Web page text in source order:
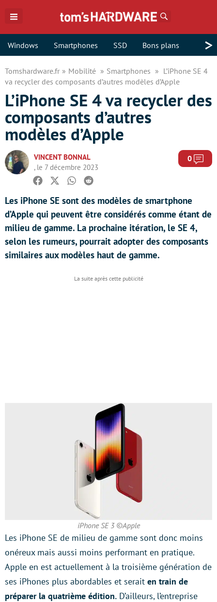
Windows Smartphones SSD Bons plans >
Tomshardware.fr Mobilité Smartphones
L’iPhone SE 4
va recycler des composants d’autres modèles d’Apple
L’iPhone SE 4 va recycler des
composants d’autres
modèles d’Apple
VINCENT BONNAL
, le 7 décembre 2023
0
Facebook
TwitterWhatsapp
Reddit
Les iPhone SE sont des modèles de smartphone
d’Apple qui peuvent être considérés comme étant de
milieu de gamme. La prochaine itération, le SE 4,
selon les rumeurs, pourrait adopter des composants
similaires aux modèles haut de gamme.
iPhone SE 3 ©Apple
Les iPhone SE de milieu de gamme sont donc moins
onéreux mais aussi moins performant en pratique.
Apple en est actuellement à la troisième génération de
ses iPhones plus abordables et serait en train de
préparer la quatrième édition. D’ailleurs, l’entreprise